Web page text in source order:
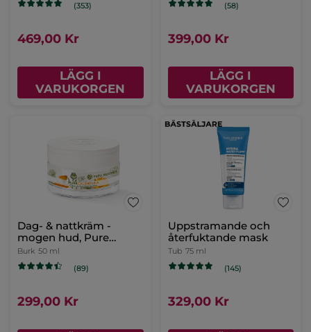
(388)
449,00 Kr
LÄGG I
VARUKORGEN
(376)
579,00 Kr
LÄGG I
VARUKORGEN
Ögonkräm mot mörka
ringar
Tub
15 ml
(353)
469,00 Kr